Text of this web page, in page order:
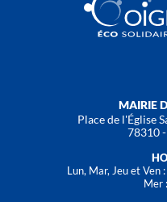
MAIRIE
Place de l'Église
78310 -
Lun, Mar, Jeu et
Mer